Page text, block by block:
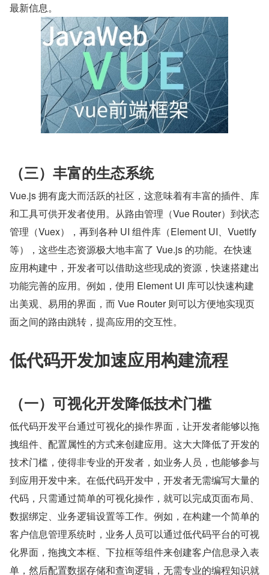
最新信息。
（三）丰富的生态系统
Vue.js 拥有庞大而活跃的社区，这意味着有丰富的插件、库
和工具可供开发者使用。从路由管理（Vue Router）到状态
管理（Vuex），再到各种 UI 组件库（Element UI、Vuetify
等），这些生态资源极大地丰富了 Vue.js 的功能。在快速
应用构建中，开发者可以借助这些现成的资源，快速搭建出
功能完善的应用。例如，使用 Element UI 库可以快速构建
出美观、易用的界面，而 Vue Router 则可以方便地实现页
面之间的路由跳转，提高应用的交互性。
低代码开发加速应用构建流程
（一）可视化开发降低技术门槛
低代码开发平台通过可视化的操作界面，让开发者能够以拖
拽组件、配置属性的方式来创建应用。这大大降低了开发的
技术门槛，使得非专业的开发者，如业务人员，也能够参与
到应用开发中来。在低代码开发中，开发者无需编写大量的
代码，只需通过简单的可视化操作，就可以完成页面布局、
数据绑定、业务逻辑设置等工作。例如，在构建一个简单的
客户信息管理系统时，业务人员可以通过低代码平台的可视
化界面，拖拽文本框、下拉框等组件来创建客户信息录入表
单，然后配置数据存储和查询逻辑，无需专业的编程知识就